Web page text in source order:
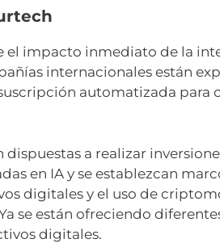
el impacto inmediato de la
internacionales están
automatizada para
a realizar
en IA y se establezcan
digitales y el uso de
se están ofreciendo
digitales.